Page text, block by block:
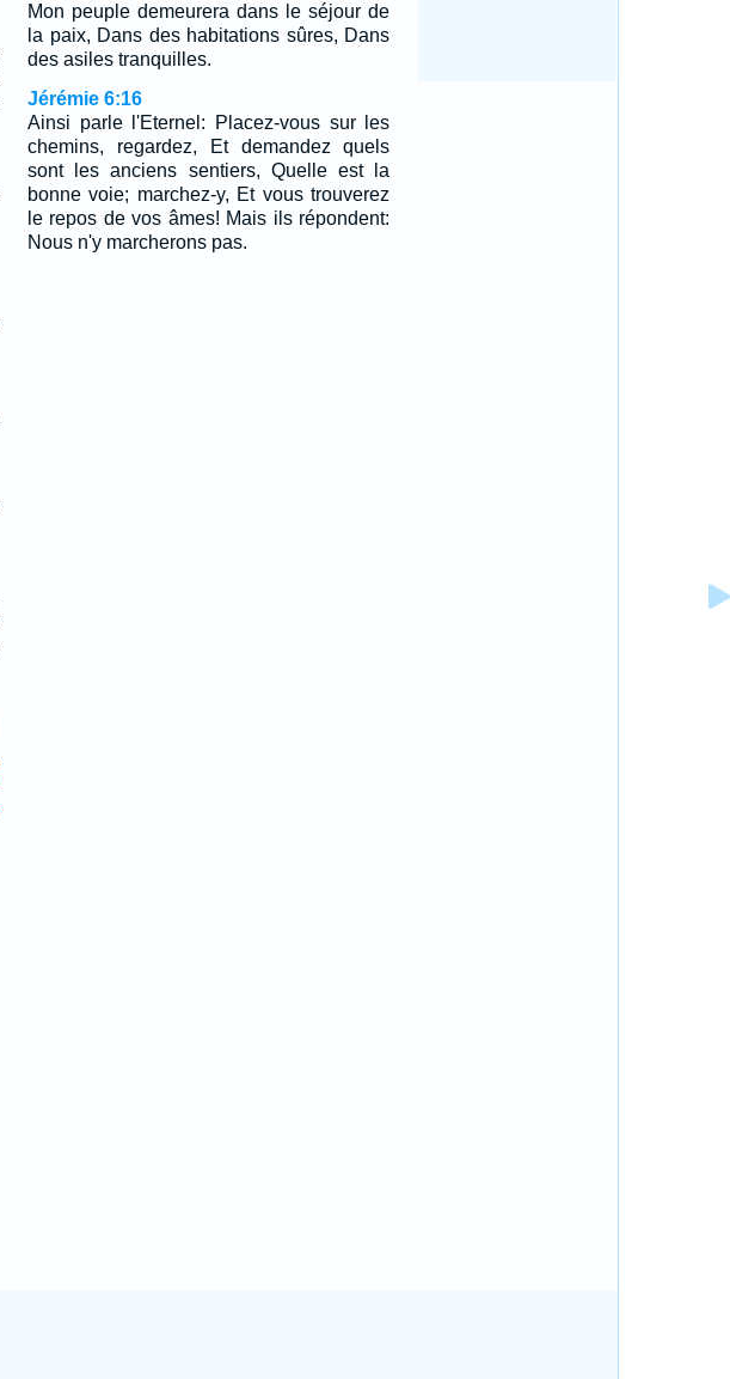
Mon peuple demeurera dans le séjour de
la paix, Dans des habitations sûres, Dans
des asiles tranquilles.
Jérémie 6:16
Ainsi parle l'Eternel: Placez-vous sur les
chemins, regardez, Et demandez quels
sont les anciens sentiers, Quelle est la
bonne voie; marchez-y, Et vous trouverez
le repos de vos âmes! Mais ils répondent:
Nous n'y marcherons pas.